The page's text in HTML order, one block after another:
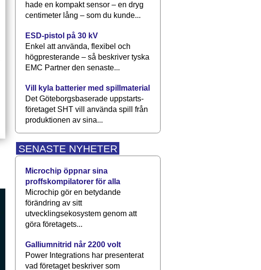
hade en kompakt sensor – en dryg
centimeter lång – som du kunde...
ESD-pistol på 30 kV
Enkel att använda, flexibel och
högpresterande – så beskriver tyska
EMC Partner den senaste...
Vill kyla batterier med spillmaterial
Det Göteborgsbaserade upp­starts­
företaget SHT vill använda spill från
produktionen av sina...
SENASTE NYHETER
Microchip öppnar sina
proffskompilatorer för alla
Microchip gör en betydande
förändring av sitt
utvecklingsekosystem genom att
göra företagets...
Galliumnitrid når 2200 volt
Power Integrations har presenterat
vad företaget beskriver som